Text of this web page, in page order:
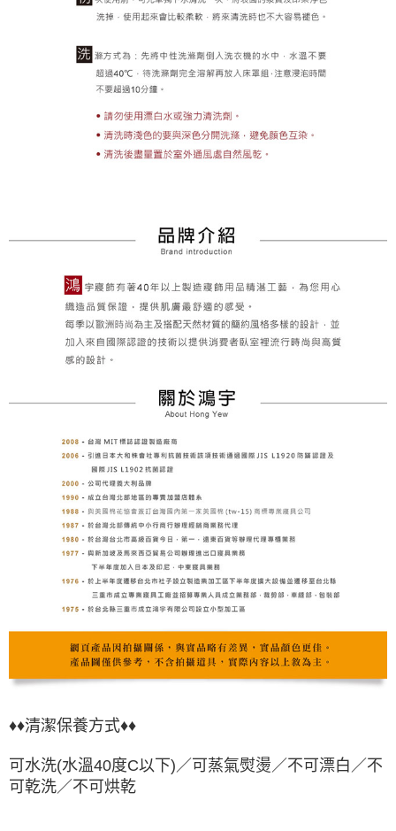
♦♦清潔保養方式♦♦
可水洗(水溫40度C以下)／可蒸氣熨燙／不可漂白／不
可乾洗／不可烘乾